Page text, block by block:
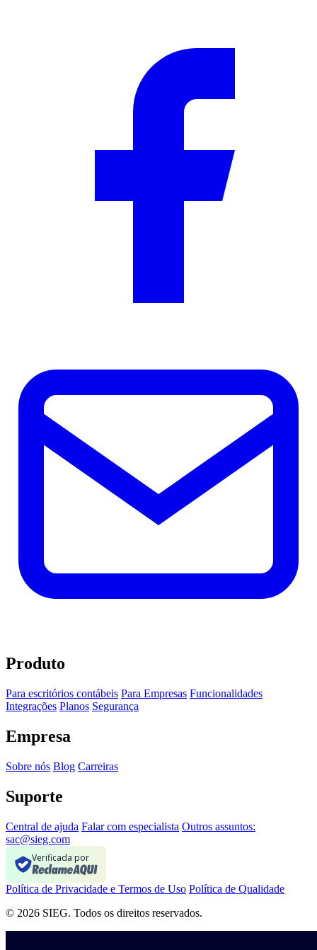
Produto
Para escritórios contábeis Para Empresas Funcionalidades
Integrações Planos Segurança
Empresa
Sobre nós Blog Carreiras
Suporte
Central de ajuda Falar com especialista Outros assuntos:
sac@sieg.com
Verificada por
Política de Privacidade e Termos de Uso Política de Qualidade
© 2026 SIEG. Todos os direitos reservados.